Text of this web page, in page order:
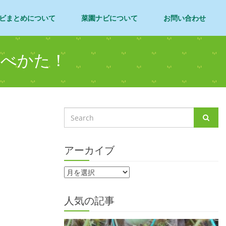
まとめについて 菜園ナビについて お問い合わせ
かた！
アーカイブ
人気の記事